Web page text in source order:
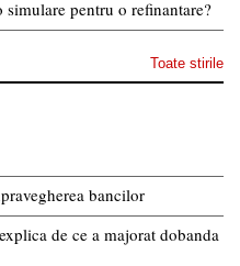
pentru o refinantare?
Toate stirile
bancilor
de ce a majorat dobanda